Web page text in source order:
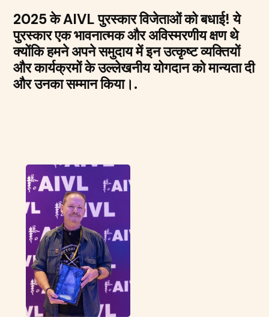
2025 के AIVL पुरस्कार विजेताओं को बधाई! ये
पुरस्कार एक भावनात्मक और अविस्मरणीय क्षण थे
क्योंकि हमने अपने समुदाय में इन उत्कृष्ट व्यक्तियों
और कार्यक्रमों के उल्लेखनीय योगदान को मान्यता दी
और उनका सम्मान किया।.